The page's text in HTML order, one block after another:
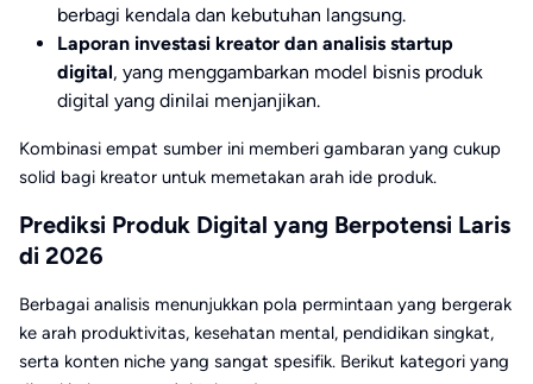
berbagi kendala dan kebutuhan langsung.
Laporan investasi kreator dan analisis startup
digital, yang menggambarkan model bisnis produk
digital yang dinilai menjanjikan.
Kombinasi empat sumber ini memberi gambaran yang cukup
solid bagi kreator untuk memetakan arah ide produk.
Prediksi Produk Digital yang Berpotensi Laris
di 2026
Berbagai analisis menunjukkan pola permintaan yang bergerak
ke arah produktivitas, kesehatan mental, pendidikan singkat,
serta konten niche yang sangat spesifik. Berikut kategori yang